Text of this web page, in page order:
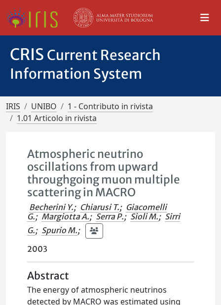
CRIS Current Research
Information System
IRIS UNIBO
1 - Contributo in rivista
1.01 Articolo in rivista
Atmospheric neutrino
oscillations from upward
throughgoing muon multiple
scattering in MACRO
Becherini Y.; Chiarusi T.; Giacomelli
G.; Margiotta A.; Serra P.; Sioli M.; Sirri
G.; Spurio M.;
2003
Abstract
The energy of atmospheric neutrinos
detected by MACRO was estimated using